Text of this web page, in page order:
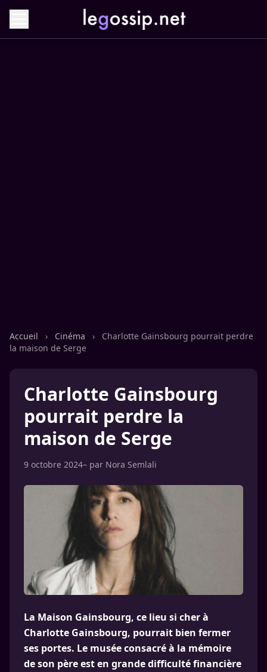
Accueil › Cinéma ›
Charlotte Gainsbourg pourrait perdre
la maison de Serge
Charlotte Gainsbourg
pourrait perdre la
maison de Serge
9 octobre 2024– par Nora Semlali
La Maison Gainsbourg, ce lieu si cher à
Charlotte Gainsbourg, pourrait bien fermer
ses portes. Le musée consacré à la mémoire
de son père est en grande difficulté financière